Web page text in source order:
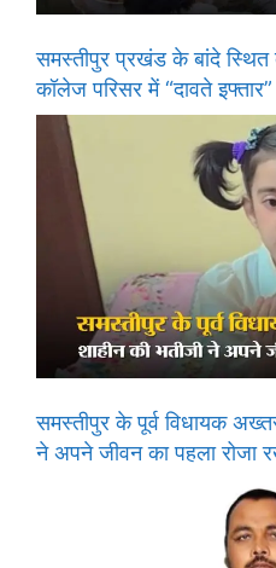
समस्तीपुर प्रखंड के बांदे स्थित
कॉलेज परिसर में “दावते
समस्तीपुर के पूर्व विधायक
ने अपने जीवन का पहला रोजा